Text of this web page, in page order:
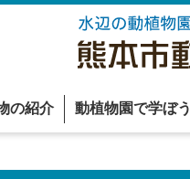
の紹介 動植物園で学ぼう